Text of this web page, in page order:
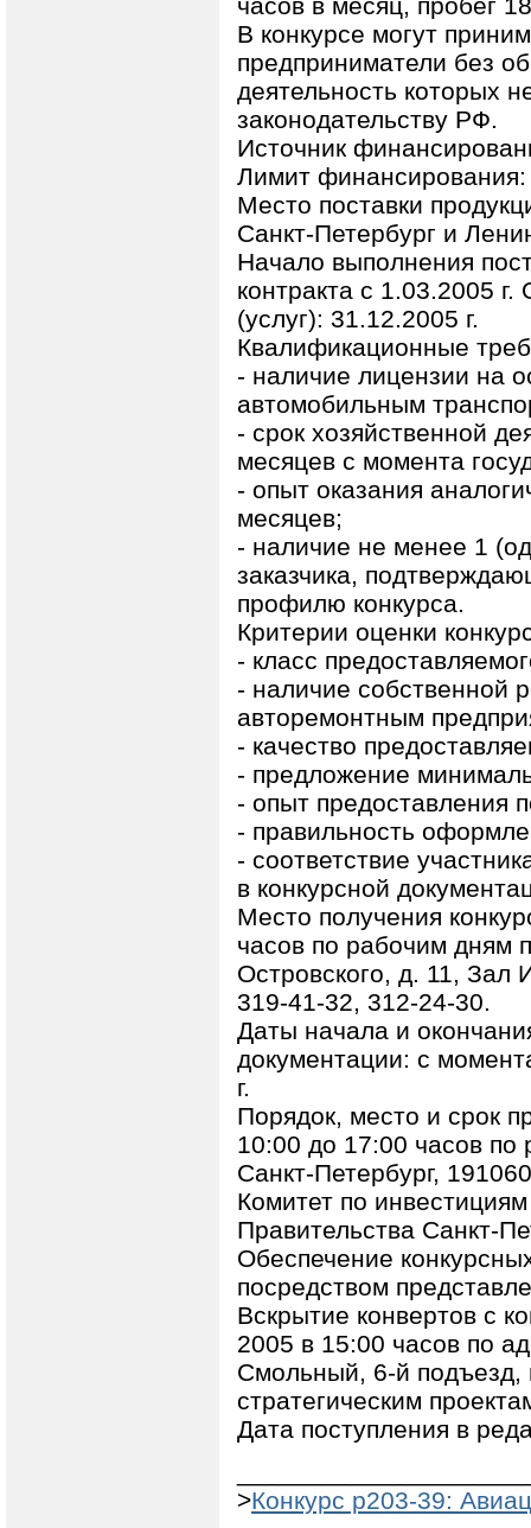
часов в месяц, пробег
В конкурсе могут
предприниматели без
деятельность которых
законодательству РФ.
Источник
Лимит
Место поставки
Санкт-Петербург и
Начало выполнения
контракта с 1.03.2005
(услуг): 31.12.2005 г.
Квалификационные
- наличие лицензии на
автомобильным
- срок хозяйственной
месяцев с момента
- опыт оказания
месяцев;
- наличие не менее 1
заказчика,
профилю конкурса.
Критерии оценки
- класс
- наличие собственной
авторемонтным
- качество
- предложение
- опыт предоставления
- правильность
- соответствие
в конкурсной
Место получения
часов по рабочим дням
Островского, д. 11, Зал
319-41-32, 312-24-30.
Даты начала и
документации: с
г.
Порядок, место и срок
10:00 до 17:00 часов по
Санкт-Петербург,
Комитет по
Правительства Санкт-
Обеспечение
посредством
Вскрытие конвертов с
2005 в 15:00 часов по
Смольный, 6-й подъезд,
стратегическим
Дата поступления в
>Конкурс p203-39: